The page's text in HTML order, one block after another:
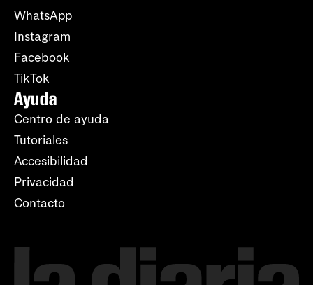
WhatsApp
Instagram
Facebook
TikTok
Ayuda
Centro de ayuda
Tutoriales
Accesibilidad
Privacidad
Contacto